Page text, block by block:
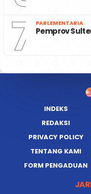
7 PARLEMENTARIA
Pemprov
INDEKS
REDAKSI
PRIVACY POLICY
TENTANG KAMI
FORM PENGADUAN